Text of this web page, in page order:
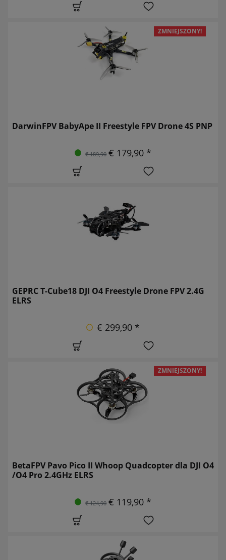
ZMNIEJSZONY!
DarwinFPV BabyApe II Freestyle FPV Drone 4S PNP
€ 189,90 € 179,90 *
GEPRC T-Cube18 DJI O4 Freestyle Drone FPV 2.4G
ELRS
€ 299,90 *
ZMNIEJSZONY!
BetaFPV Pavo Pico II Whoop Quadcopter dla DJI O4
/O4 Pro 2.4GHz ELRS
€ 124,90 € 119,90 *